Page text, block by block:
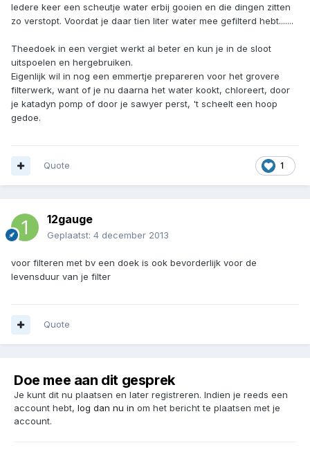
Iedere keer een scheutje water erbij gooien en die dingen zitten
zo verstopt. Voordat je daar tien liter water mee gefilterd hebt.......
Theedoek in een vergiet werkt al beter en kun je in de sloot
uitspoelen en hergebruiken.
Eigenlijk wil in nog een emmertje prepareren voor het grovere
filterwerk, want of je nu daarna het water kookt, chloreert, door
je katadyn pomp of door je sawyer perst, 't scheelt een hoop
gedoe.
1
Quote
12gauge
Geplaatst: 4 december 2013
voor filteren met bv een doek is ook bevorderlijk voor de
levensduur van je filter
Quote
Doe mee aan dit gesprek
Je kunt dit nu plaatsen en later registreren. Indien je reeds een
account hebt, log dan nu in om het bericht te plaatsen met je
account.